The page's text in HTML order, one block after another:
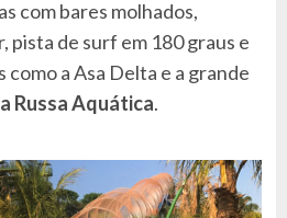
com bares molhados,
pista de surf em 180 graus e
a Asa Delta e a grande
Russa Aquática.